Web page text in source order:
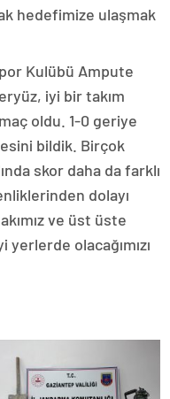
hedefimize ulaşmak
Kulübü Ampute
iyi bir takım
oldu. 1-0 geriye
bildik. Birçok
skor daha da farklı
dolayı
ve üst üste
olacağımızı